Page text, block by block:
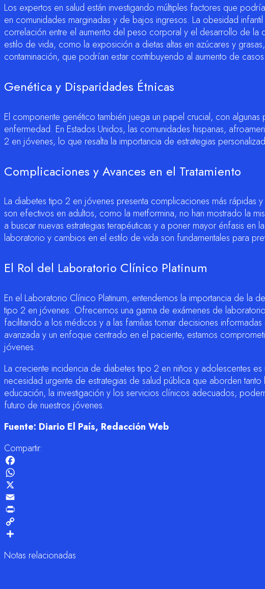
Los expertos en salud están investigando múltiples factores que
en comunidades marginadas y de bajos ingresos. La obesidad
correlación entre el aumento del peso corporal y el desarrollo de la
estilo de vida, como la exposición a dietas altas en azúcares y
contaminación, que podrían estar contribuyendo al aumento de casos.
Genética y Disparidades Étnicas
El componente genético también juega un papel crucial, con
enfermedad. En Estados Unidos, las comunidades hispanas,
2 en jóvenes, lo que resalta la importancia de estrategias
Complicaciones y Avances en el Tratamiento
La diabetes tipo 2 en jóvenes presenta complicaciones más rápidas
son efectivos en adultos, como la metformina, no han mostrado la
a buscar nuevas estrategias terapéuticas y a poner mayor énfasis en
laboratorio y cambios en el estilo de vida son fundamentales para
El Rol del Laboratorio Clínico Platinum
En el Laboratorio Clínico Platinum, entendemos la importancia de la
tipo 2 en jóvenes. Ofrecemos una gama de exámenes de
facilitando a los médicos y a las familias tomar decisiones
avanzada y un enfoque centrado en el paciente, estamos
jóvenes.
La creciente incidencia de diabetes tipo 2 en niños y adolescentes
necesidad urgente de estrategias de salud pública que aborden
educación, la investigación y los servicios clínicos adecuados,
futuro de nuestros jóvenes.
Fuente: Diario El País, Redacción Web
Compartir:
Facebook
WhatsApp
X
Email
Print
Copy
Notas relacionadas